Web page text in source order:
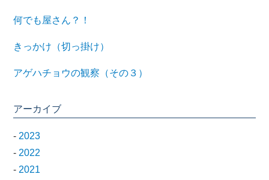
何でも屋さん？！
きっかけ（切っ掛け）
アゲハチョウの観察（その３）
アーカイブ
- 2023
- 2022
- 2021